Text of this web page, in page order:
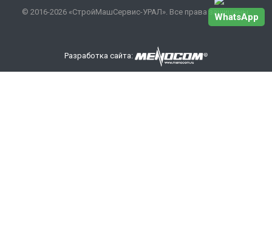
© 2016-2026 «СтройМашСервис-УРАЛ». Все права защищены.
Разработка сайта:
WhatsApp